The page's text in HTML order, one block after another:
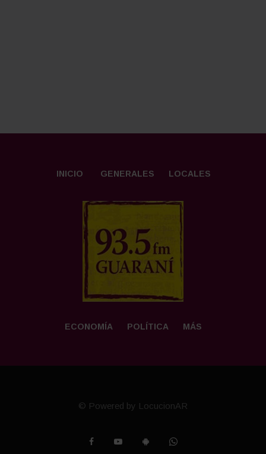
INICIO GENERALES LOCALES
ECONOMÍA POLÍTICA MÁS
© Powered by LocucionAR